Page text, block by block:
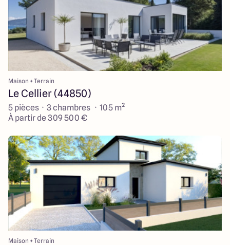
Maison + Terrain
Le Cellier (44850)
5 pièces · 3 chambres · 105 m²
À partir de 309 500 €
Maison + Terrain